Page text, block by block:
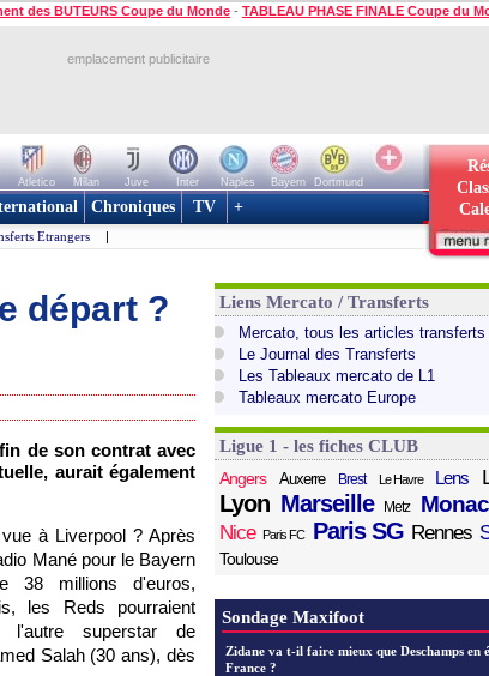
des BUTEURS Coupe du Monde - TABLEAU PHASE FINALE Coupe du
emplacement publicitaire
Atletico Milan Juve Inter Naples Bayern
Dortmund
Chroniques TV +
Etrangers |
départ ?
de son contrat avec
aurait également
à Liverpool ? Après
Mané pour le Bayern
38 millions d'euros,
les Reds pourraient
l'autre superstar de
Salah (30 ans), dès
Liens Mercato / Transferts
Mercato, tous les articles transferts
Le Journal des Transferts
Les Tableaux mercato de L1
Tableaux mercato Europe
Ligue 1 - les fiches CLUB
Angers
Auxerre Brest Le Havre Lens
Lyon Marseille Metz
Nice Paris FC Paris SG Rennes
Toulouse
Sondage Maxifoot
Zidane va t-il faire mieux que Deschamps en
France ?